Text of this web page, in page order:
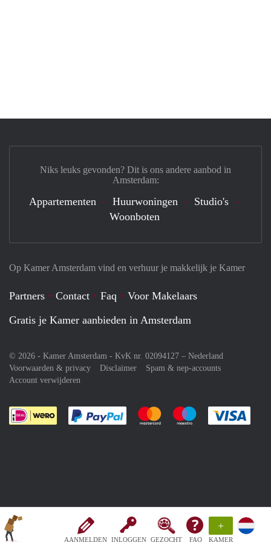
AANMELDEN INLOGGEN GEZOCHT FAQ
+
KAMER
Op Kamer Amsterdam vind en verhuur je makkelijk je Kamer
Partners Contact Faq
Voor Makelaars
Gratis je Kamer aanbieden in Amsterdam
© 2026 - Kamer Amsterdam - KvK nr. 02094127 – Nederland
Voorwaarden & privacy
Disclaimer
Spam & nep-accounts
Account verwijderen
Je rekent gemakkelijk af met Paypal
Je rekent gemakkelijk af met
Je rekent
Niks leuks gevonden? Dit is ons andere aanbod in
Amsterdam:
Appartementen Huurwoningen
Studio's
Woonboten